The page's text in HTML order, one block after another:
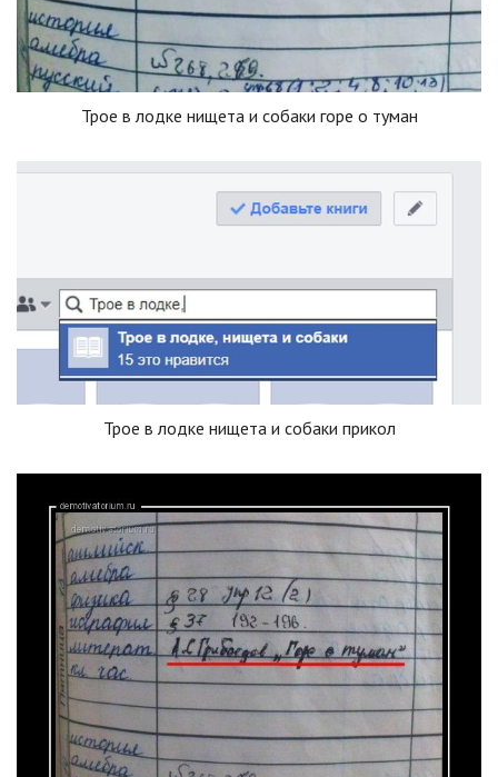
Трое в лодке нищета и собаки горе о туман
Трое в лодке нищета и собаки прикол